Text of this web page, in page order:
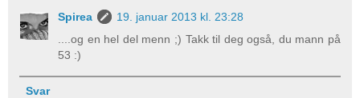
Spirea
19. januar 2013 kl. 23:28
....og en hel del menn ;) Takk til deg også, du mann på
53 :)
Svar